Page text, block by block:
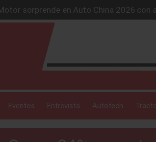
sorprende en Auto China 2026
alcanza los 2 millones de autos
Frontier V6 PRO-4X conquista la Ruta
en México el servicio “59 minutos o
México con un SUV híbrido de más
Eventos Entrevista Autotech